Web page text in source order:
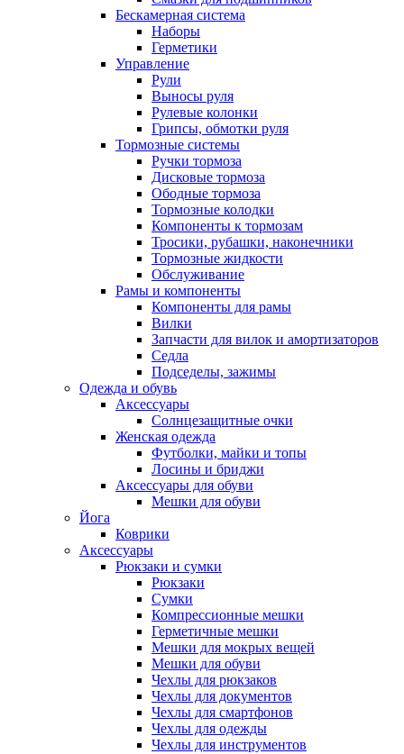
Бескамерная система
Наборы
Герметики
Управление
Рули
Выносы руля
Рулевые колонки
Грипсы, обмотки руля
Тормозные системы
Ручки тормоза
Дисковые тормоза
Ободные тормоза
Тормозные колодки
Компоненты к тормозам
Тросики, рубашки, наконечники
Тормозные жидкости
Обслуживание
Рамы и компоненты
Компоненты для рамы
Вилки
Запчасти для вилок и амортизаторов
Седла
Подседелы, зажимы
Одежда и обувь
Аксессуары
Солнцезащитные очки
Женская одежда
Футболки, майки и топы
Лосины и бриджи
Аксессуары для обуви
Мешки для обуви
Йога
Коврики
Аксессуары
Рюкзаки и сумки
Рюкзаки
Сумки
Компрессионные мешки
Герметичные мешки
Мешки для мокрых вещей
Мешки для обуви
Чехлы для рюкзаков
Чехлы для документов
Чехлы для смартфонов
Чехлы для одежды
Чехлы для инструментов